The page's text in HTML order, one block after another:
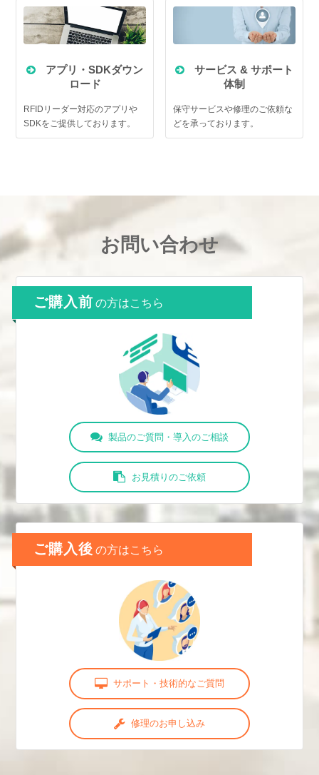
アプリ・SDKダウン
ロード
RFIDリーダー対応のアプリや
SDKをご提供しております。
サービス & サポート
体制
保守サービスや修理のご依頼な
どを承っております。
お問い合わせ
ご購入前 の方はこちら
製品のご質問・導入のご相談
お見積りのご依頼
ご購入後 の方はこちら
サポート・技術的なご質問
修理のお申し込み